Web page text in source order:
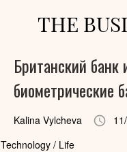
THE
Британский
биометрические
Kalina Vylcheva
Technology / Life